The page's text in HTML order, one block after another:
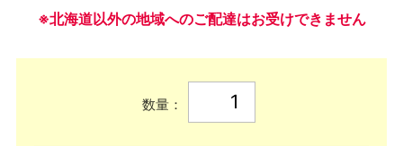
※北海道以外の地域へのご配達はお受けできません
数量：